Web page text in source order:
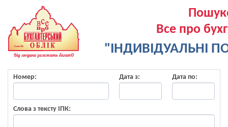
Все про
"ІНДИВІДУАЛЬНІ
Номер: Дата з: Дата по:
Слова з тексту ІПК: